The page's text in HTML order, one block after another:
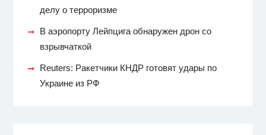
делу о терроризме
В аэропорту Лейпцига обнаружен дрон со
взрывчаткой
Reuters: Ракетчики КНДР готовят удары по
Украине из РФ